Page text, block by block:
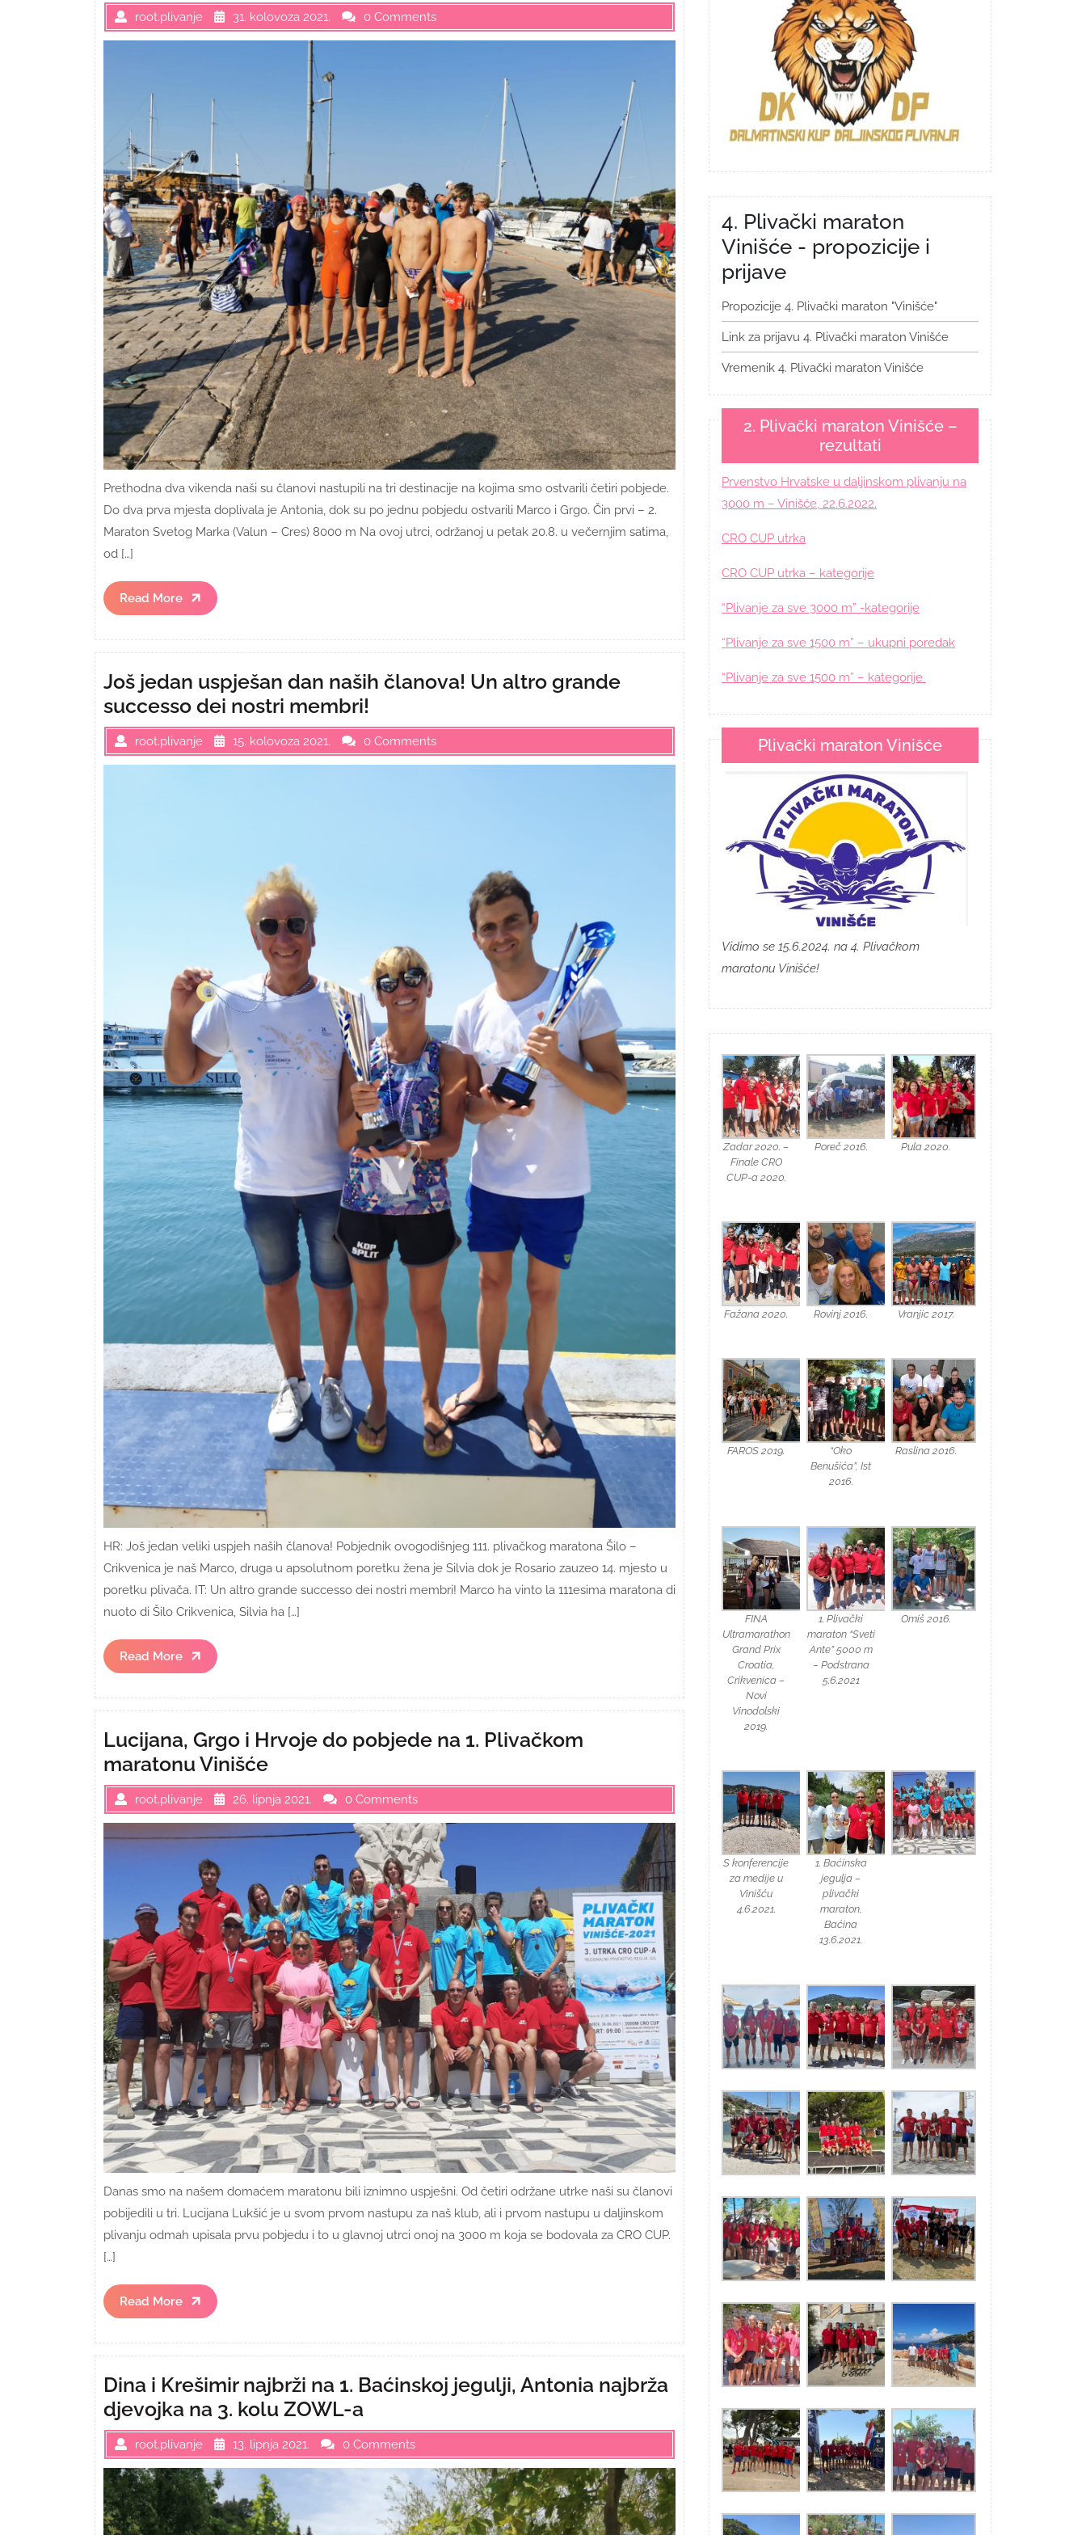
root.plivanje 31. kolovoza 2021. 0 Comments
Prethodna dva vikenda naši su članovi nastupili na tri destinacije na kojima smo ostvarili četiri pobjede.
Do dva prva mjesta doplivala je Antonia, dok su po jednu pobjedu ostvarili Marco i Grgo. Čin prvi – 2.
Maraton Svetog Marka (Valun – Cres) 8000 m Na ovoj utrci, održanoj u petak 20.8. u večernjim satima,
od […]
Read More
Read
More
Još jedan uspješan dan naših članova! Un altro grande
successo dei nostri membri!
root.plivanje 15. kolovoza 2021. 0 Comments
HR: Još jedan veliki uspjeh naših članova! Pobjednik ovogodišnjeg 111. plivačkog maratona Šilo –
Crikvenica je naš Marco, druga u apsolutnom poretku žena je Silvia dok je Rosario zauzeo 14. mjesto u
poretku plivača. IT: Un altro grande successo dei nostri membri! Marco ha vinto la 111esima maratona di
nuoto di Šilo Crikvenica, Silvia ha […]
Read More
Read
More
Lucijana, Grgo i Hrvoje do pobjede na 1. Plivačkom
maratonu Vinišće
root.plivanje 26. lipnja 2021. 0 Comments
Danas smo na našem domaćem maratonu bili iznimno uspješni. Od četiri održane utrke naši su članovi
pobijedili u tri. Lucijana Lukšić je u svom prvom nastupu za naš klub, ali i prvom nastupu u daljinskom
plivanju odmah upisala prvu pobjedu i to u glavnoj utrci onoj na 3000 m koja se bodovala za CRO CUP.
[…]
Read More
Read
More
Dina i Krešimir najbrži na 1. Baćinskoj jegulji, Antonia najbrža
djevojka na 3. kolu ZOWL-a
root.plivanje 13. lipnja 2021. 0 Comments
4. Plivački maraton
Vinišće - propozicije i
prijave
Propozicije 4. Plivački maraton "Vinišće"
Link za prijavu 4. Plivački maraton Vinišće
Vremenik 4. Plivački maraton Vinišće
2. Plivački maraton Vinišće –
rezultati
Prvenstvo Hrvatske u daljinskom plivanju na
3000 m – Vinišće, 22.6.2022.
CRO CUP utrka
CRO CUP utrka – kategorije
“Plivanje za sve 3000 m” -kategorije
“Plivanje za sve 1500 m” – ukupni poredak
“Plivanje za sve 1500 m” – kategorije
Plivački maraton Vinišće
Vidimo se 15.6.2024. na 4. Plivačkom
maratonu Vinišće!
Zadar 2020. –
Finale CRO
CUP-a 2020.
Poreč 2016. Pula 2020.
Fažana 2020. Rovinj 2016. Vranjic 2017.
FAROS 2019.
“Oko
Benušića”, Ist
2016.
Raslina 2016.
FINA
Ultramarathon
Grand Prix
Croatia,
Crikvenica –
Novi
Vinodolski
2019.
1. Plivački
maraton “Sveti
Ante” 5000 m
– Podstrana
5.6.2021
Omiš 2016.
S konferencije
za medije u
Vinišću
4.6.2021.
1. Baćinska
jegulja –
plivački
maraton,
Baćina
13.6.2021.